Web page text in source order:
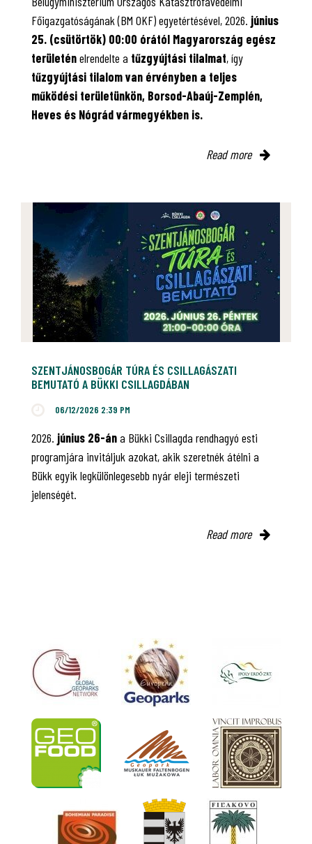
Főigazgatóságának (BM OKF) egyetértésével, 2026. június
25. (csütörtök) 00:00 órától Magyarország egész
területénelrendelte a tűzgyújtási tilalmat, így
tűzgyújtási tilalom van érvényben a teljes
működési területünkön, Borsod-Abaúj-Zemplén,
Heves és Nógrád vármegyékben is.
Read more
SZENTJÁNOSBOGÁR TÚRA ÉS CSILLAGÁSZATI
BEMUTATÓ A BÜKKI CSILLAGDÁBAN
06/12/2026 2:39 PM
2026. június 26-ána Bükki Csillagda rendhagyó esti
programjára invitáljuk azokat, akik szeretnék átélni a
Bükk egyik legkülönlegesebb nyár eleji természeti
jelenségét.
Read more